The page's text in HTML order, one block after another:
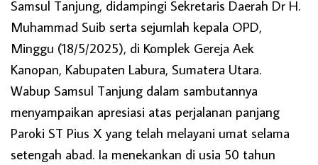
Samsul Tanjung, didampingi Sekretaris Daerah Dr H.
Muhammad Suib serta sejumlah kepala OPD,
Minggu (18/5/2025), di Komplek Gereja Aek
Kanopan, Kabupaten Labura, Sumatera Utara.
Wabup Samsul Tanjung dalam sambutannya
menyampaikan apresiasi atas perjalanan panjang
Paroki ST Pius X yang telah melayani umat selama
setengah abad. Ia menekankan di usia 50 tahun